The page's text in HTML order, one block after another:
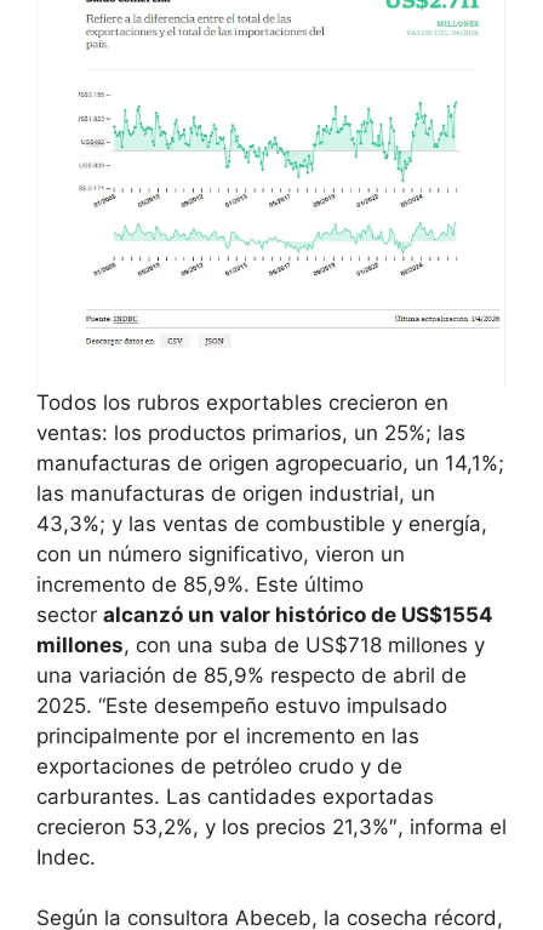
Todos los rubros exportables crecieron en
ventas: los productos primarios, un 25%; las
manufacturas de origen agropecuario, un 14,1%;
las manufacturas de origen industrial, un
43,3%; y las ventas de combustible y energía,
con un número significativo, vieron un
incremento de 85,9%. Este último
sector alcanzó un valor histórico de US$1554
millones, con una suba de US$718 millones y
una variación de 85,9% respecto de abril de
2025. “Este desempeño estuvo impulsado
principalmente por el incremento en las
exportaciones de petróleo crudo y de
carburantes. Las cantidades exportadas
crecieron 53,2%, y los precios 21,3%″, informa el
Indec.
Según la consultora Abeceb, la cosecha récord,